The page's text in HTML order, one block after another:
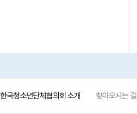
한국청소년단체협의회 소개 찾아오시는 길